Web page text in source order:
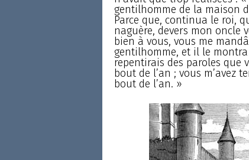
gentilhomme de la maison
Parce que, continua le roi,
naguère, devers mon oncle
bien à vous, vous me
gentilhomme, et il le
repentirais des paroles que
bout de l’an ; vous m’avez
bout de l’an. »